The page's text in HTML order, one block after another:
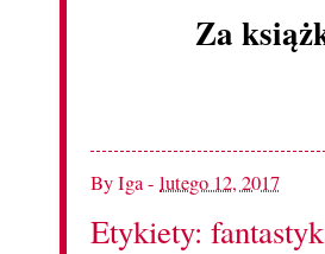
Za
ByIga- lutego 12, 2017
Etykiety: